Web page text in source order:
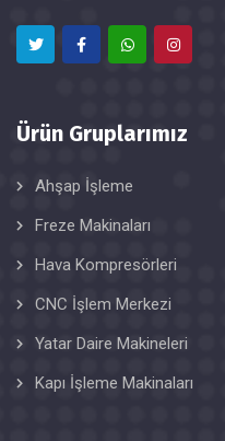
Ürün Gruplarımız
Ahşap İşleme
Freze Makinaları
Hava Kompresörleri
CNC İşlem Merkezi
Yatar Daire Makineleri
Kapı İşleme Makinaları